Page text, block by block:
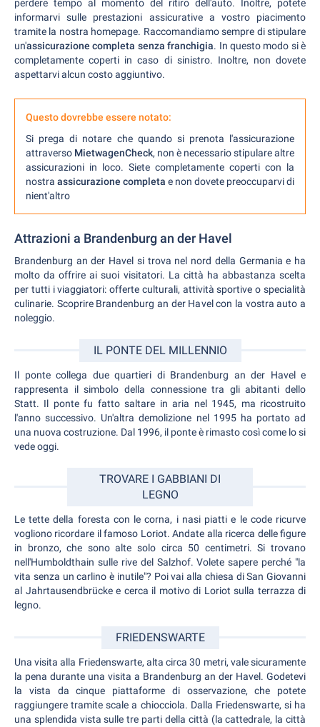
perdere tempo al momento del ritiro dell'auto. Inoltre, potete
informarvi sulle prestazioni assicurative a vostro piacimento
tramite la nostra homepage. Raccomandiamo sempre di stipulare
un'assicurazione completa senza franchigia. In questo modo si è
completamente coperti in caso di sinistro. Inoltre, non dovete
aspettarvi alcun costo aggiuntivo.
Questo dovrebbe essere notato:
Si prega di notare che quando si prenota l'assicurazione
attraverso MietwagenCheck, non è necessario stipulare altre
assicurazioni in loco. Siete completamente coperti con la
nostra assicurazione completa e non dovete preoccuparvi di
nient'altro
Attrazioni a Brandenburg an der Havel
Brandenburg an der Havel si trova nel nord della Germania e ha
molto da offrire ai suoi visitatori. La città ha abbastanza scelta
per tutti i viaggiatori: offerte culturali, attività sportive o specialità
culinarie. Scoprire Brandenburg an der Havel con la vostra auto a
noleggio.
IL PONTE DEL MILLENNIO
Il ponte collega due quartieri di Brandenburg an der Havel e
rappresenta il simbolo della connessione tra gli abitanti dello
Statt. Il ponte fu fatto saltare in aria nel 1945, ma ricostruito
l'anno successivo. Un'altra demolizione nel 1995 ha portato ad
una nuova costruzione. Dal 1996, il ponte è rimasto così come lo si
vede oggi.
TROVARE I GABBIANI DI
LEGNO
Le tette della foresta con le corna, i nasi piatti e le code ricurve
vogliono ricordare il famoso Loriot. Andate alla ricerca delle figure
in bronzo, che sono alte solo circa 50 centimetri. Si trovano
nell'Humboldthain sulle rive del Salzhof. Volete sapere perché "la
vita senza un carlino è inutile"? Poi vai alla chiesa di San Giovanni
al Jahrtausendbrücke e cerca il motivo di Loriot sulla terrazza di
legno.
FRIEDENSWARTE
Una visita alla Friedenswarte, alta circa 30 metri, vale sicuramente
la pena durante una visita a Brandenburg an der Havel. Godetevi
la vista da cinque piattaforme di osservazione, che potete
raggiungere tramite scale a chiocciola. Dalla Friedenswarte, si ha
una splendida vista sulle tre parti della città (la cattedrale, la città